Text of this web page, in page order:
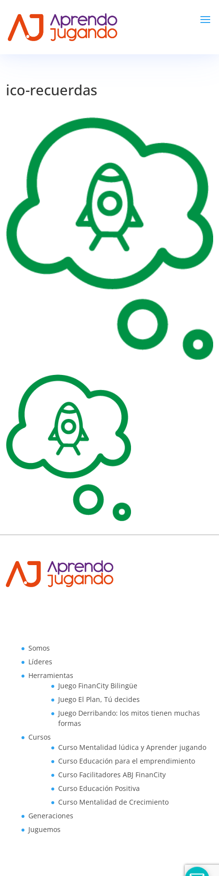
ico-recuerdas
Somos
Líderes
Herramientas
Juego FinanCity Bilingüe
Juego El Plan, Tú decides
Juego Derribando: los mitos tienen muchas
formas
Cursos
Curso Mentalidad lúdica y Aprender jugando
Curso Educación para el emprendimiento
Curso Facilitadores ABJ FinanCity
Curso Educación Positiva
Curso Mentalidad de Crecimiento
Generaciones
Juguemos